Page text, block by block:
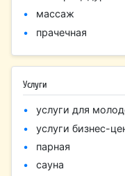
массаж
прачечная
Услуги
услуги для
услуги бизнес-
парная
сауна